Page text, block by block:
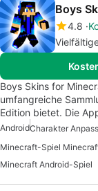
Boys
4.8
Boys Skins for
umfangreiche
Edition bietet. Die
Android
Minecraft-Spiel
Minecraft Android-Spiel